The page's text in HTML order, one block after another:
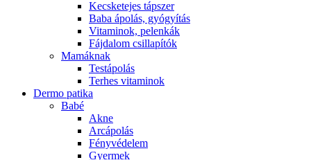
Kecsketejes tápszer
Baba ápolás, gyógyítás
Vitaminok, pelenkák
Fájdalom csillapítók
Mamáknak
Testápolás
Terhes vitaminok
Dermo patika
Babé
Akne
Arcápolás
Fényvédelem
Gyermek